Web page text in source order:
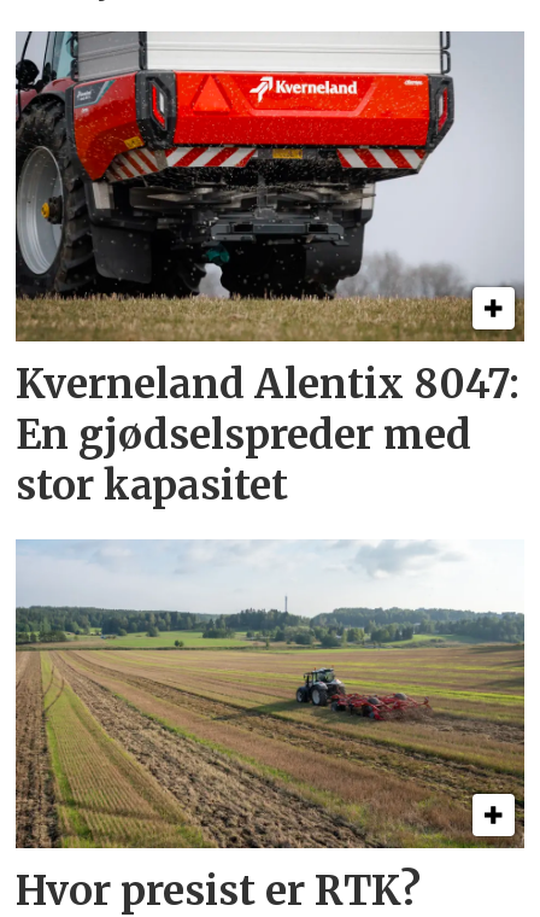
Kverneland Alentix 8047:
En gjødsel­spreder med
stor kapasitet
Hvor presist er RTK?